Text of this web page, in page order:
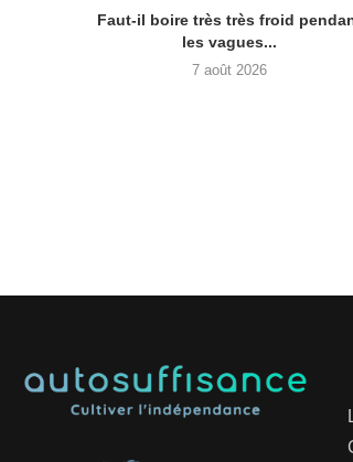
Faut-il boire très très froid
les vagues...
7 août 2026